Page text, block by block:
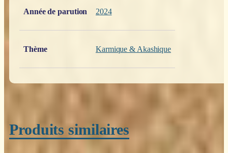
Année de parution
2024
Thème Karmique & Akashique
Produits similaires